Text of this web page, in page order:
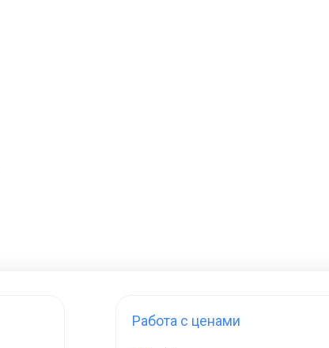
Работа с ценами